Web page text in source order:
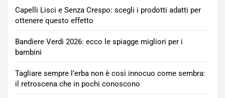
Capelli Lisci e Senza Crespo: scegli i prodotti adatti per
ottenere questo effetto
Bandiere Verdi 2026: ecco le spiagge migliori per i
bambini
Tagliare sempre l’erba non è così innocuo come sembra:
il retroscena che in pochi conoscono